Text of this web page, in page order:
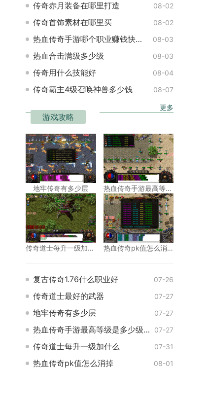
传奇赤月装备在哪里打造 08-02
传奇首饰素材在哪里买 08-02
热血传奇手游哪个职业赚钱快一点 08-03
热血合击满级多少级 08-03
传奇用什么技能好 08-04
传奇霸主4级召唤神兽多少钱 08-07
游戏攻略
更多
地牢传奇有多少层 热血传奇手游最高等级是多少级的
传奇道士每升一级加什么 热血传奇pk值怎么消掉
复古传奇1.76什么职业好 07-26
传奇道士最好的武器 07-27
地牢传奇有多少层 07-27
热血传奇手游最高等级是多少级的 07-27
传奇道士每升一级加什么 07-31
热血传奇pk值怎么消掉 08-01